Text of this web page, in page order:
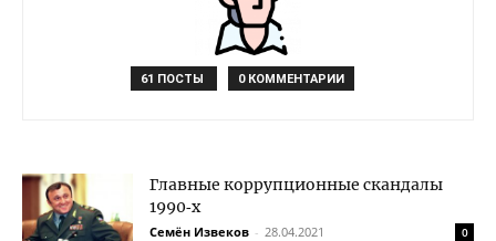
61 ПОСТЫ 0 КОММЕНТАРИИ
Главные коррупционные скандалы
1990‑х
Семён Извеков - 28.04.2021 0